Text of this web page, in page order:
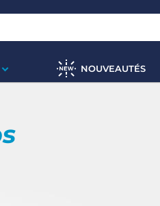
NOUVEAUTÉS